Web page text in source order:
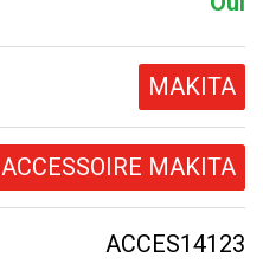
MAKITA
ACCESSOIRE MAKITA
ACCES14123